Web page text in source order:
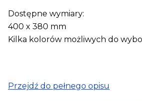
Dostępne wymiary:
400 x 380 mm
Kilka kolorów możliwych do
Przejdź do pełnego opisu